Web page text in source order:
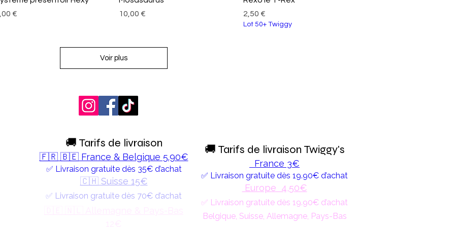
€
Prix
10,00 €
Prix
2,50 €
Lot 50+ Twiggy
Voir plus
🚚 Tarifs de livraison
🇫🇷 🇧🇪 France & Belgique 5.90€
✅ Livraison gratuite dès 35€ d’achat
🇨🇭 Suisse 15€
✅ Livraison gratuite dès 70€ d’achat
🚚 Tarifs de livraison Twiggy's
France 3€
✅ Livraison gratuite dès 19.90€ d’achat
Europe 4,50€
✅ Livraison gratuite dès 19.90€ d’achat
Belgique, Suisse, Allemagne, Pays-Bas